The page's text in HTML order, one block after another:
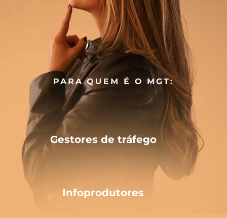
PARA QUEM É O MGT:
Gestores de tráfego
Infoprodutores